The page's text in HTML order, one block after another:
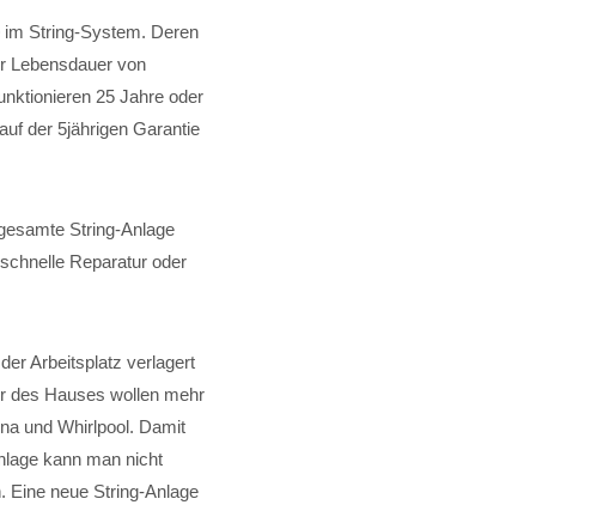
String-System. Deren
Lebensdauer von
25 Jahre oder
der 5jährigen Garantie
String-Anlage
Reparatur oder
Arbeitsplatz verlagert
des Hauses wollen mehr
und Whirlpool. Damit
kann man nicht
Eine neue String-Anlage